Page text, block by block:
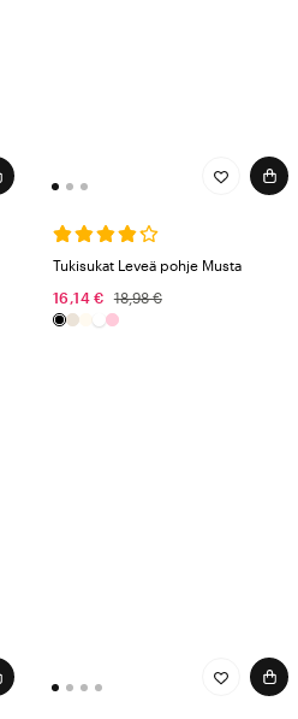
Tukisukat Leveä pohje Musta
16,14 €
18,98 €